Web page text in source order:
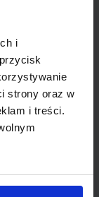
i
strony oraz w
i treści.